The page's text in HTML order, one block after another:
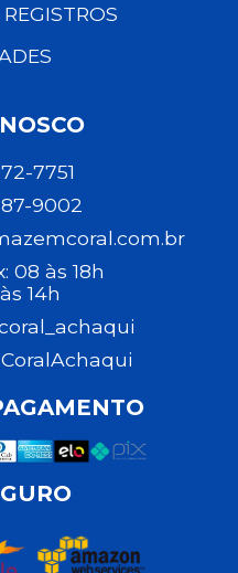
7751
9002
08 às 18h
14h